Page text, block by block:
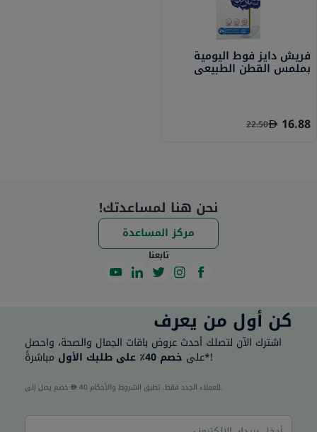
فريش دايز فوط اليومية
بملمس القطن الطبيعي
16.88
22.50
نحن هنا لمساعدتك!
مركز المساعدة
تابعنا
كن أول من يعرف
اشترك الآن لتصلك أحدث عروض باقات الجمال والصحة، واحصل
على خصم 40٪ على طلبك الأول مباشرةً*!
40 للعملاء الجدد فقط. تطبق الشروط والأحكام.